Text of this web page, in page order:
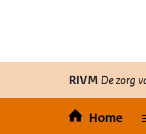
RIVM De zorg
Home